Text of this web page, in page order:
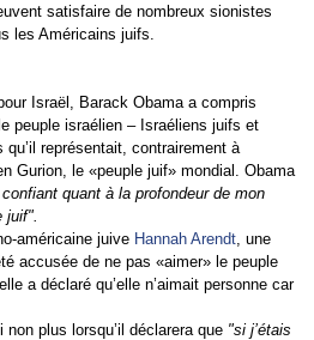
satisfaire de nombreux sionistes
les Américains juifs.
Israël, Barack Obama a compris
peuple israélien – Israéliens juifs et
représentait, contrairement à
Gurion, le «peuple juif» mondial. Obama
quant à la profondeur de mon
juif".
américaine juive Hannah Arendt , une
accusée de ne pas «aimer» le peuple
a déclaré qu’elle n’aimait personne car
plus lorsqu’il déclarera que "si j’étais